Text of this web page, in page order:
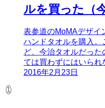
ルを買った（
表参道のMoMAデザイ
ハンドタオルを購入
ど、今治タオルだっ
ては買わずにはいられ
2016年2月23日
1